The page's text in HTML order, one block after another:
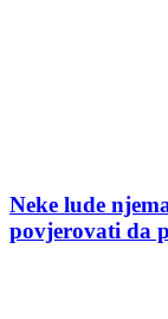
Neke lude
povjerovati da